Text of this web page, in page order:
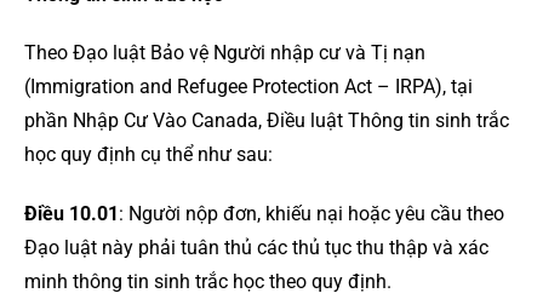
Theo Đạo luật Bảo vệ Người nhập cư và Tị nạn
(Immigration and Refugee Protection Act – IRPA), tại
phần Nhập Cư Vào Canada, Điều luật Thông tin sinh trắc
học quy định cụ thể như sau:
Điều 10.01 : Người nộp đơn, khiếu nại hoặc yêu cầu theo
Đạo luật này phải tuân thủ các thủ tục thu thập và xác
minh thông tin sinh trắc học theo quy định.